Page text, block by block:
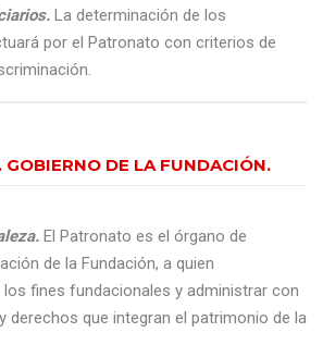
La determinación de los
por el Patronato con criterios de
DE LA FUNDACIÓN.
El Patronato es el órgano de
de la Fundación, a quien
fines fundacionales y administrar con
derechos que integran el patrimonio de la